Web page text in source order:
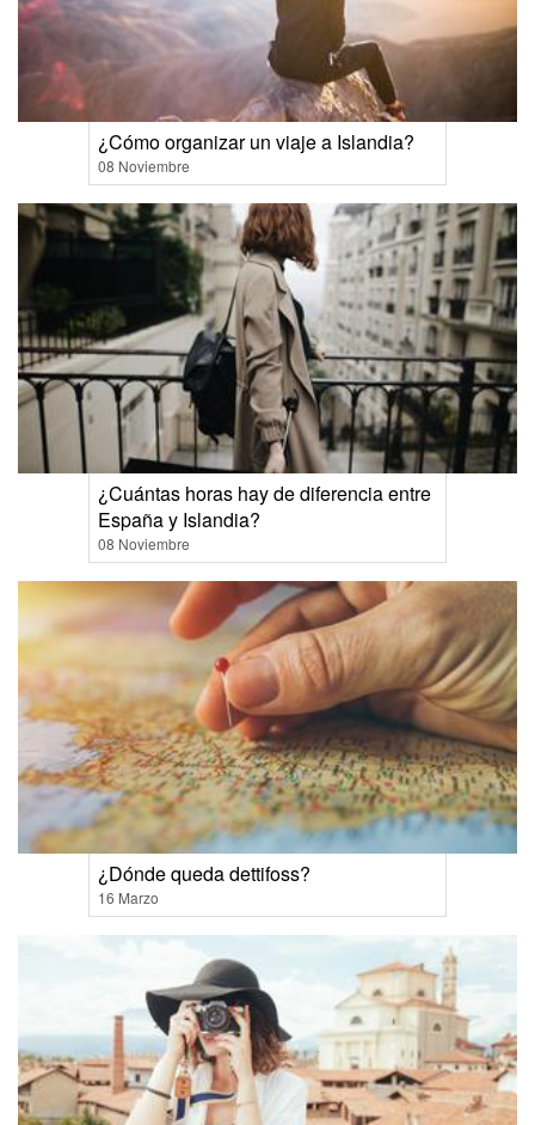
¿Cómo organizar un viaje a Islandia?
08 Noviembre
¿Cuántas horas hay de diferencia entre
España y Islandia?
08 Noviembre
¿Dónde queda dettifoss?
16 Marzo